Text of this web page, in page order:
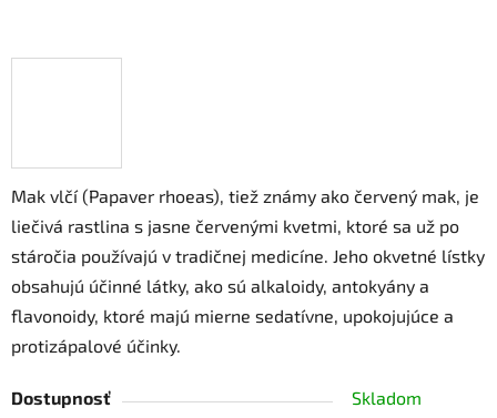
Mak vlčí (Papaver rhoeas), tiež známy ako červený mak, je
liečivá rastlina s jasne červenými kvetmi, ktoré sa už po
stáročia používajú v tradičnej medicíne. Jeho okvetné lístky
obsahujú účinné látky, ako sú alkaloidy, antokyány a
flavonoidy, ktoré majú mierne sedatívne, upokojujúce a
protizápalové účinky.
Dostupnosť
Skladom